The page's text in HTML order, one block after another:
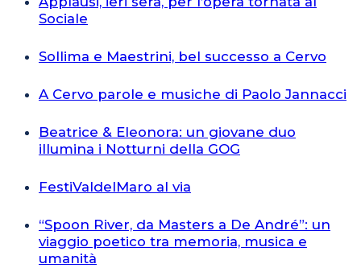
Sociale
Sollima e Maestrini, bel successo a Cervo
A Cervo parole e musiche di Paolo Jannacci
Beatrice & Eleonora: un giovane duo
illumina i Notturni della GOG
FestiValdelMaro al via
“Spoon River, da Masters a De André”: un
viaggio poetico tra memoria, musica e
umanità